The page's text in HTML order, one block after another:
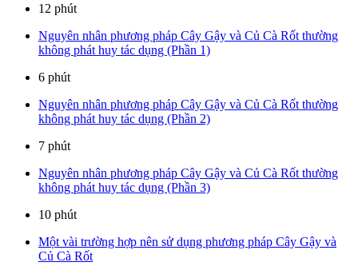
12 phút
Nguyên nhân phương pháp Cây Gậy và Củ Cà Rốt thường
không phát huy tác dụng (Phần 1)
6 phút
Nguyên nhân phương pháp Cây Gậy và Củ Cà Rốt thường
không phát huy tác dụng (Phần 2)
7 phút
Nguyên nhân phương pháp Cây Gậy và Củ Cà Rốt thường
không phát huy tác dụng (Phần 3)
10 phút
Một vài trường hợp nên sử dụng phương pháp Cây Gậy và
Củ Cà Rốt